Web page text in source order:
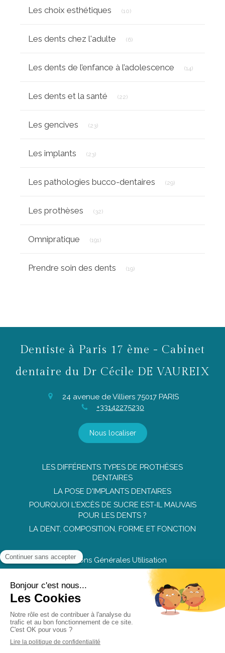
Les choix esthétiques (10)
Les dents chez l'adulte (6)
Les dents de l’enfance à l’adolescence (14)
Les dents et la santé (22)
Les gencives (23)
Les implants (23)
Les pathologies bucco-dentaires (29)
Les prothèses (32)
Omnipratique (191)
Prendre soin des dents (19)
Dentiste à Paris 17 ème - Cabinet
dentaire du Dr Cécile DE VAUREIX
24 avenue de Villiers 75017 PARIS
+33142275230
Nous localiser
LES DIFFÉRENTS TYPES DE PROTHÈSES
DENTAIRES
LA POSE D'IMPLANTS DENTAIRES
POURQUOI L'EXCÈS DE SUCRE EST-IL MAUVAIS
POUR LES DENTS ?
LA DENT, COMPOSITION, FORME ET FONCTION
Conditions Générales Utilisation
Politique de confidentialité et charte cookie
Charte déontologique
Ordre national
Annuaires chirurgiens dentistes